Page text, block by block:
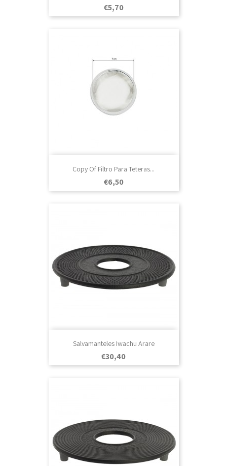
Prezo
€5,70
Copy Of Filtro Para Teteras...
Prezo
€6,50
Salvamanteles Iwachu Arare
Prezo
€30,40